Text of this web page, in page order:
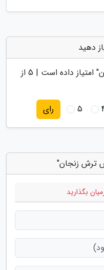
دهید
" امتیاز داده است | 5 از
5 رای
ترش زنجان"
بگذارید